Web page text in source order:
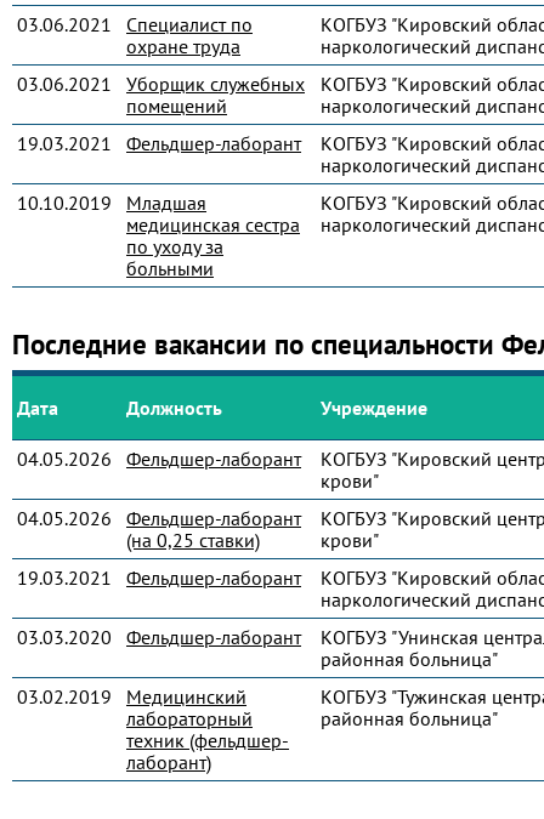
03.06.2021
Специалист по
охране труда
КОГБУЗ "Кировский
наркологический
03.06.2021
Уборщик служебных
помещений
КОГБУЗ "Кировский
наркологический
19.03.2021
Фельдшер-лаборант
КОГБУЗ "Кировский
наркологический
10.10.2019
Младшая
медицинская сестра
по уходу за
больными
КОГБУЗ "Кировский
наркологический
Последние вакансии по специальности
Дата Должность Учреждение
04.05.2026 Фельдшер-лаборант
КОГБУЗ "Кировский
крови"
04.05.2026
Фельдшер-лаборант
(на 0,25 ставки)
КОГБУЗ "Кировский
крови"
19.03.2021
Фельдшер-лаборант
КОГБУЗ "Кировский
наркологический
03.03.2020
Фельдшер-лаборант
КОГБУЗ "Унинская
районная больница"
03.02.2019
Медицинский
лабораторный
техник (фельдшер-
лаборант)
КОГБУЗ "Тужинская
районная больница"